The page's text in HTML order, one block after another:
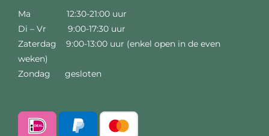
Ma 12:30-21:00 uur
Di – Vr 9:00-17:30 uur
Zaterdag 9:00-13:00 uur (enkel open in de even
weken)
Zondag gesloten